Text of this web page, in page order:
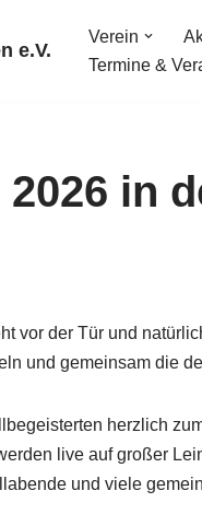
e.V.
Verein
Termine &
in
vor der Tür und
und gemeinsam die
herzlich
live auf großer
und viele